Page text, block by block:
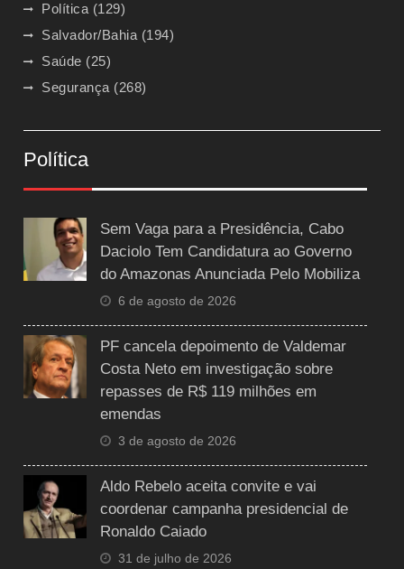
Política (129)
Salvador/Bahia (194)
Saúde (25)
Segurança (268)
Política
Sem Vaga para a Presidência, Cabo
Daciolo Tem Candidatura ao Governo
do Amazonas Anunciada Pelo Mobiliza
6 de agosto de 2026
PF cancela depoimento de Valdemar
Costa Neto em investigação sobre
repasses de R$ 119 milhões em
emendas
3 de agosto de 2026
Aldo Rebelo aceita convite e vai
coordenar campanha presidencial de
Ronaldo Caiado
31 de julho de 2026